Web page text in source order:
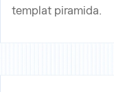
templat piramida.